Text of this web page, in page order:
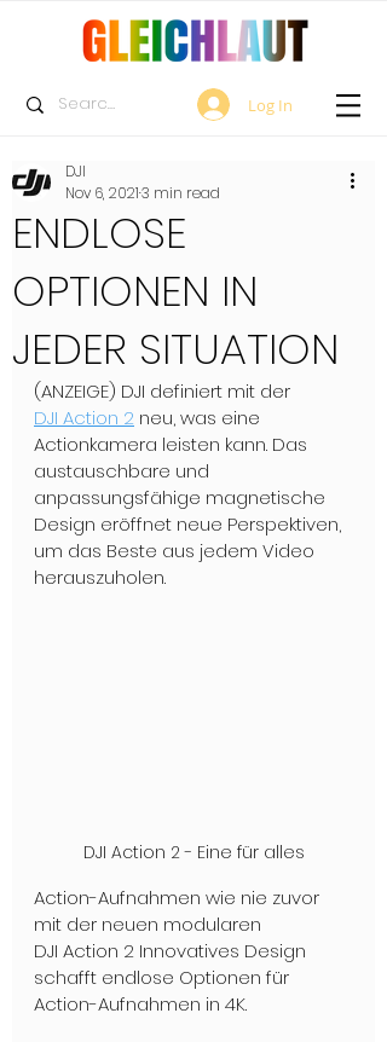
Log In
ENDLOSE
OPTIONEN IN
JEDER SITUATION
DJI
Nov 6, 20213 min read
(ANZEIGE) DJI definiert mit der
DJI Action 2 neu, was eine
Actionkamera leisten kann. Das
austauschbare und
anpassungsfähige magnetische
Design eröffnet neue Perspektiven,
um das Beste aus jedem Video
herauszuholen.
DJI Action 2 - Eine für alles
Action-Aufnahmen wie nie zuvor
mit der neuen modularen
DJI Action 2 Innovatives Design
schafft endlose Optionen für
Action-Aufnahmen in 4K.